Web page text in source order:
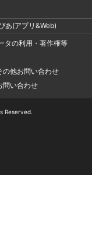
あ(アプリ&Web)
タの利用・著作権等
の他お問い合わせ
問い合わせ
Reserved.